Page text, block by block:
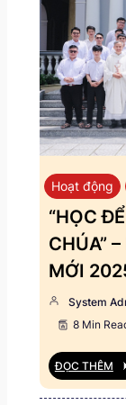
Hoạt động
“HỌC
CHÚA”
MỚI
System
8 Min
ĐỌC THÊM